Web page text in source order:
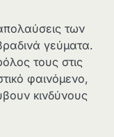
των
γεύματα.
τους στις
φαινόμενο,
κινδύνους